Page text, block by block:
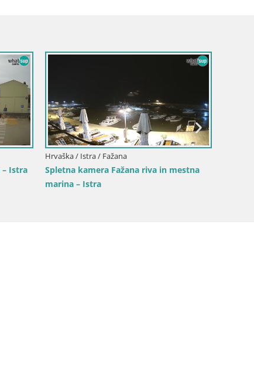
– Istra
Hrvaška / Istra / Fažana
Spletna kamera Fažana riva in mestna
marina – Istra